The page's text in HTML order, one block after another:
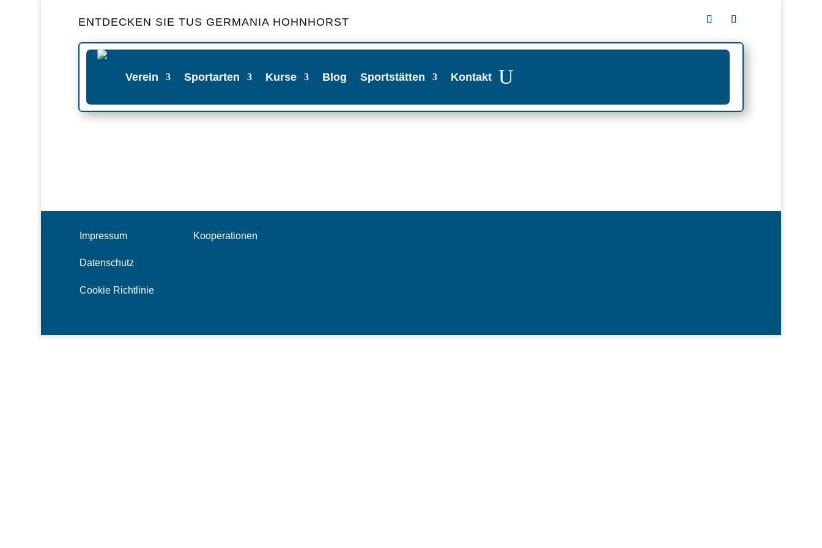
ENTDECKEN SIE TUS GERMANIA HOHNHORST
Verein Sportarten Kurse Blog Sportstätten Kontakt
Impressum
Datenschutz
Cookie Richtlinie
Kooperationen